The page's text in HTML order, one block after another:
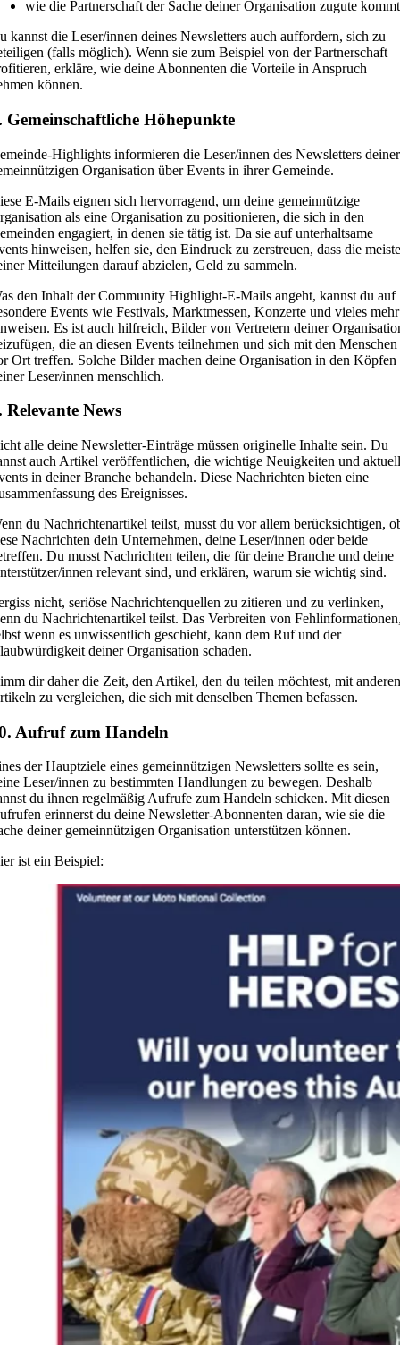
wie die Partnerschaft der Sache deiner Organisation zugute
kannst die Leser/innen deines Newsletters auch auffordern, sich zu
(falls möglich). Wenn sie zum Beispiel von der Partnerschaft
erkläre, wie deine Abonnenten die Vorteile in Anspruch
können.
Gemeinschaftliche Höhepunkte
Highlights informieren die Leser/innen des Newsletters deiner
Organisation über Events in ihrer Gemeinde.
E-Mails eignen sich hervorragend, um deine gemeinnützige
als eine Organisation zu positionieren, die sich in den
engagiert, in denen sie tätig ist. Da sie auf unterhaltsame
hinweisen, helfen sie, den Eindruck zu zerstreuen, dass die
Mitteilungen darauf abzielen, Geld zu sammeln.
den Inhalt der Community Highlight-E-Mails angeht, kannst du auf
Events wie Festivals, Marktmessen, Konzerte und vieles mehr
Es ist auch hilfreich, Bilder von Vertretern deiner
die an diesen Events teilnehmen und sich mit den Menschen
Ort treffen. Solche Bilder machen deine Organisation in den Köpfen
Leser/innen menschlich.
Relevante News
alle deine Newsletter-Einträge müssen originelle Inhalte sein. Du
auch Artikel veröffentlichen, die wichtige Neuigkeiten und
in deiner Branche behandeln. Diese Nachrichten bieten eine
des Ereignisses.
du Nachrichtenartikel teilst, musst du vor allem berücksichtigen,
Nachrichten dein Unternehmen, deine Leser/innen oder beide
Du musst Nachrichten teilen, die für deine Branche und deine
innen relevant sind, und erklären, warum sie wichtig sind.
nicht, seriöse Nachrichtenquellen zu zitieren und zu verlinken,
du Nachrichtenartikel teilst. Das Verbreiten von
wenn es unwissentlich geschieht, kann dem Ruf und der
deiner Organisation schaden.
dir daher die Zeit, den Artikel, den du teilen möchtest, mit anderen
zu vergleichen, die sich mit denselben Themen befassen.
Aufruf zum Handeln
der Hauptziele eines gemeinnützigen Newsletters sollte es sein,
Leser/innen zu bestimmten Handlungen zu bewegen. Deshalb
du ihnen regelmäßig Aufrufe zum Handeln schicken. Mit diesen
erinnerst du deine Newsletter-Abonnenten daran, wie sie die
deiner gemeinnützigen Organisation unterstützen können.
ist ein Beispiel: